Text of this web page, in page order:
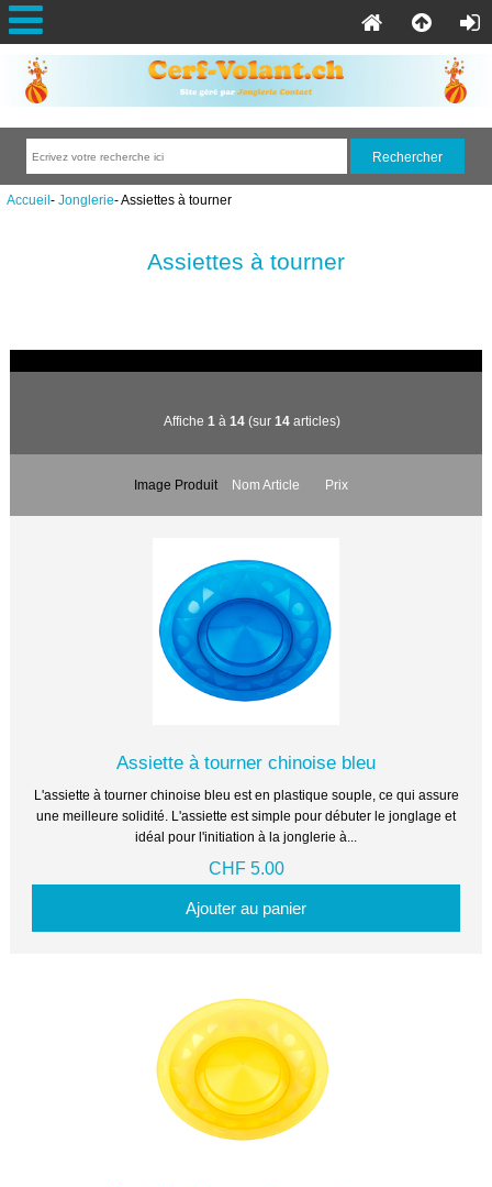
Accueil- Jonglerie- Assiettes à tourner
Assiettes à tourner
Affiche 1 à 14(sur 14articles)
Image Produit Nom Article Prix
Assiette à tourner chinoise bleu
L'assiette à tourner chinoise bleu est en plastique souple, ce qui assure
une meilleure solidité. L'assiette est simple pour débuter le jonglage et
idéal pour l'initiation à la jonglerie à...
CHF 5.00
Ajouter au panier